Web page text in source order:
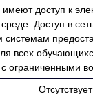
доступ к
Доступ в
всех
ограниченными
Отсутствует